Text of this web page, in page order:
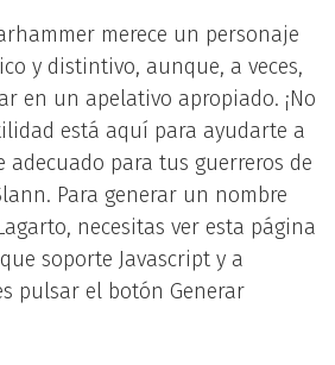
merece un personaje
y distintivo, aunque, a veces,
en un apelativo apropiado. ¡No
está aquí para ayudarte a
para tus guerreros de
Para generar un nombre
necesitas ver esta página
soporte Javascript y a
pulsar el botón Generar